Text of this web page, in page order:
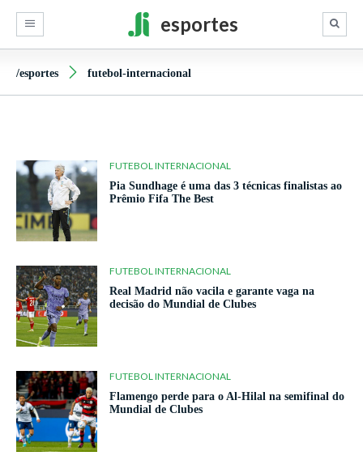
esportes
/esportes futebol-internacional
FUTEBOL INTERNACIONAL
Pia Sundhage é uma das 3 técnicas finalistas ao
Prêmio Fifa The Best
FUTEBOL INTERNACIONAL
Real Madrid não vacila e garante vaga na
decisão do Mundial de Clubes
FUTEBOL INTERNACIONAL
Flamengo perde para o Al-Hilal na semifinal do
Mundial de Clubes